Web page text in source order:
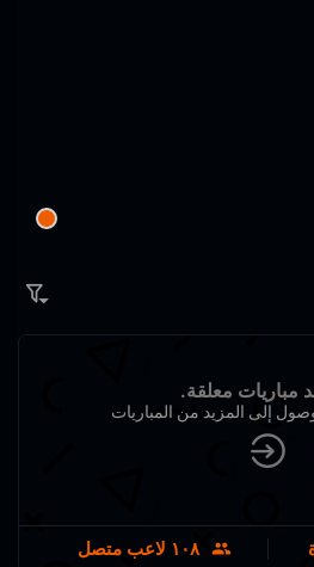
مباريات معلقة.
إلى المزيد من المباريات
١٠٨ لاعب متصل